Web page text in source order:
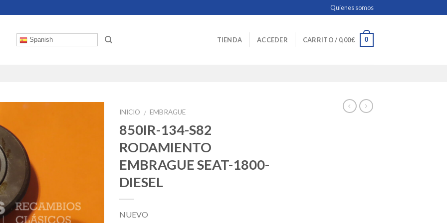
Quienes somos
Spanish TIENDA ACCEDER CARRITO / 0,00€ 0
INICIO / EMBRAGUE
850IR-134-S82
RODAMIENTO
EMBRAGUE SEAT-1800-
DIESEL
NUEVO